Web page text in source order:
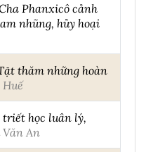
Phanxicô cảnh
nhũng, hủy hoại
thăm những hoàn
học luân lý,
Văn An